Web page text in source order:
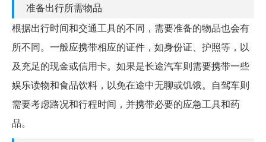
准备出行所需物品
根据出行时间和交通工具的不同，需要准备的物品也会有
所不同。一般应携带相应的证件，如身份证、护照等，以
及充足的现金或信用卡。如果是长途汽车则需要携带一些
娱乐读物和食品饮料，以免在途中无聊或饥饿。自驾车则
需要考虑路况和行程时间，并携带必要的应急工具和药
品。